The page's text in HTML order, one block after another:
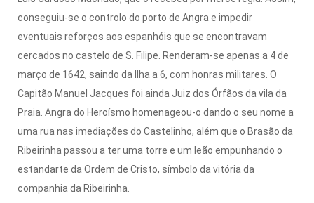
conseguiu-se o controlo do porto de Angra e impedir
eventuais reforços aos espanhóis que se encontravam
cercados no castelo de S. Filipe. Renderam-se apenas a 4 de
março de 1642, saindo da Ilha a 6, com honras militares. O
Capitão Manuel Jacques foi ainda Juiz dos Órfãos da vila da
Praia. Angra do Heroísmo homenageou-o dando o seu nome a
uma rua nas imediações do Castelinho, além que o Brasão da
Ribeirinha passou a ter uma torre e um leão empunhando o
estandarte da Ordem de Cristo, símbolo da vitória da
companhia da Ribeirinha.